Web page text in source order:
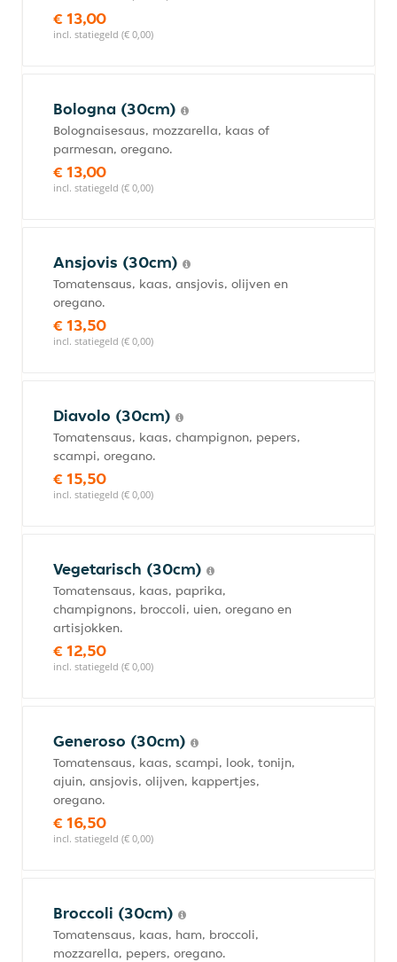
€ 13,00
incl. statiegeld (€ 0,00)
Bologna (30cm)
Bolognaisesaus, mozzarella, kaas of
parmesan, oregano.
€ 13,00
incl. statiegeld (€ 0,00)
Ansjovis (30cm)
Tomatensaus, kaas, ansjovis, olijven en
oregano.
€ 13,50
incl. statiegeld (€ 0,00)
Diavolo (30cm)
Tomatensaus, kaas, champignon, pepers,
scampi, oregano.
€ 15,50
incl. statiegeld (€ 0,00)
Vegetarisch (30cm)
Tomatensaus, kaas, paprika,
champignons, broccoli, uien, oregano en
artisjokken.
€ 12,50
incl. statiegeld (€ 0,00)
Generoso (30cm)
Tomatensaus, kaas, scampi, look, tonijn,
ajuin, ansjovis, olijven, kappertjes,
oregano.
€ 16,50
incl. statiegeld (€ 0,00)
Broccoli (30cm)
Tomatensaus, kaas, ham, broccoli,
mozzarella, pepers, oregano.